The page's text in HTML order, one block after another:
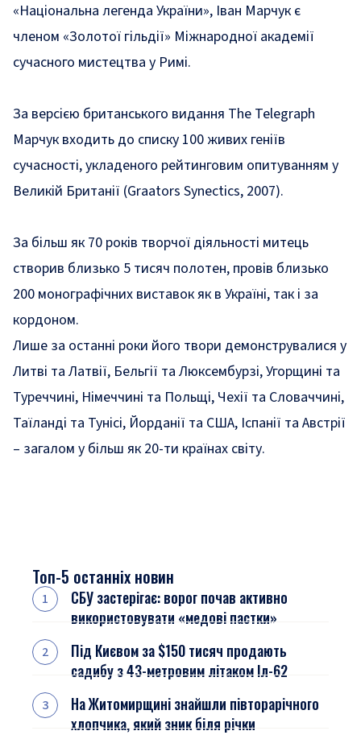
«Національна легенда України», Іван Марчук є
членом «Золотої гільдії» Міжнародної академії
сучасного мистецтва у Римі.
За версією британського видання The Telegraph
Марчук входить до списку 100 живих геніїв
сучасності, укладеного рейтинговим опитуванням у
Великій Британії (Graators Synectics, 2007).
За більш як 70 років творчої діяльності митець
створив близько 5 тисяч полотен, провів близько
200 монографічних виставок як в Україні, так і за
кордоном.
Лише за останні роки його твори демонструвалися у
Литві та Латвії, Бельгії та Люксембурзі, Угорщині та
Туреччині, Німеччині та Польщі, Чехії та Словаччині,
Таїланді та Тунісі, Йорданії та США, Іспанії та Австрії
– загалом у більш як 20-ти країнах світу.
Топ-5 останніх новин
СБУ застерігає: ворог почав активно
використовувати «медові пастки»
Під Києвом за $150 тисяч продають
садибу з 43-метровим літаком Іл-62
На Житомирщині знайшли півторарічного
хлопчика, який зник біля річки